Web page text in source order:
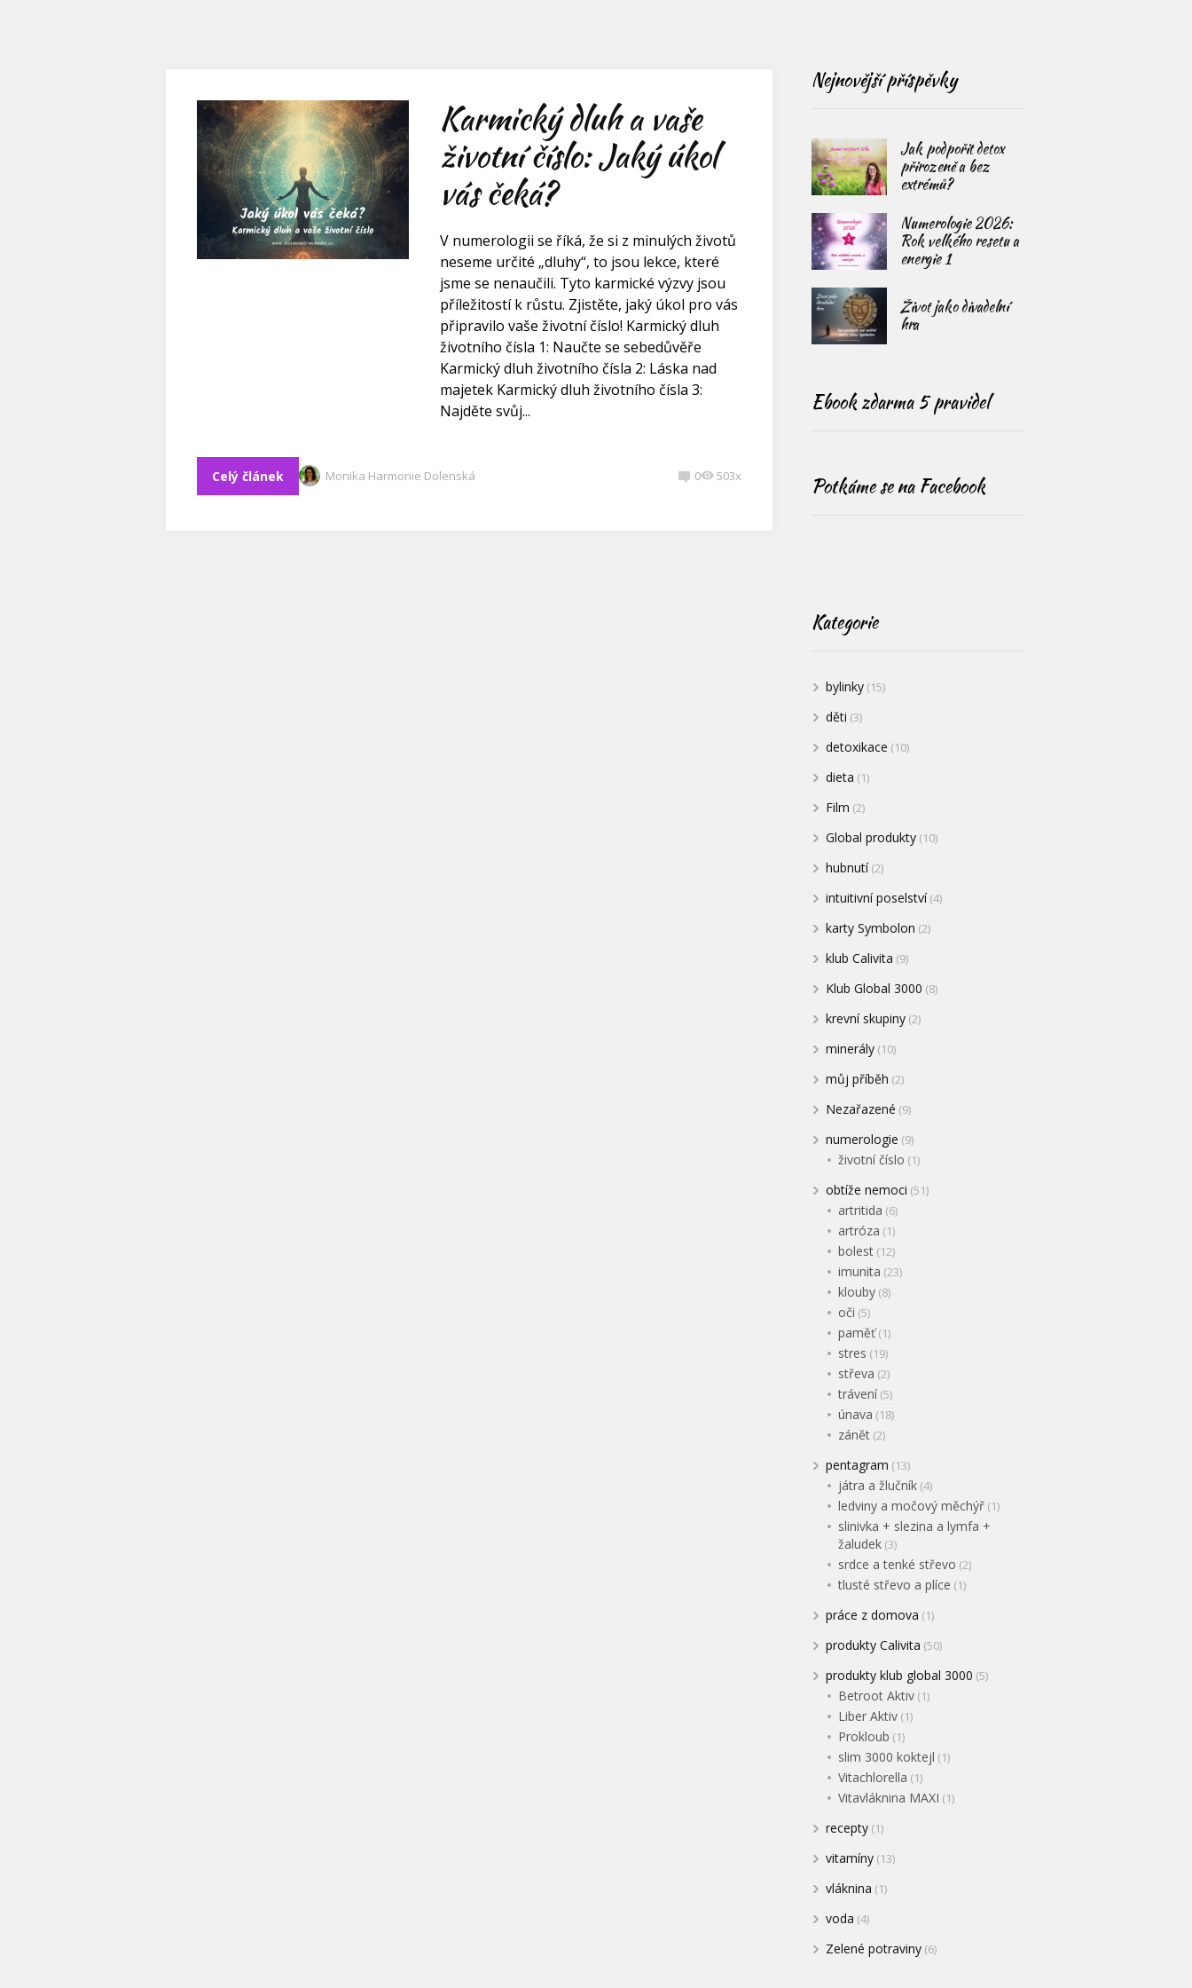
Karmický dluh a vaše
životní číslo: Jaký úkol
vás čeká?
V numerologii se říká, že si z minulých životů
neseme určité „dluhy“, to jsou lekce, které
jsme se nenaučili. Tyto karmické výzvy jsou
příležitostí k růstu. Zjistěte, jaký úkol pro vás
připravilo vaše životní číslo! Karmický dluh
životního čísla 1: Naučte se sebedůvěře
Karmický dluh životního čísla 2: Láska nad
majetek Karmický dluh životního čísla 3:
Najděte svůj...
Celý článek Monika Harmonie Dolenská 0 503x
Nejnovější příspěvky
Jak podpořit detox
přirozeně a bez
extrémů?
Numerologie 2026:
Rok velkého resetu a
energie 1
Život jako divadelní
hra
Ebook zdarma 5 pravidel
Potkáme se na Facebook
Kategorie
bylinky(15)
děti (3)
detoxikace (10)
dieta (1)
Film (2)
Global produkty(10)
hubnutí(2)
intuitivní poselství(4)
karty Symbolon (2)
klub Calivita (9)
Klub Global 3000 (8)
krevní skupiny(2)
minerály(10)
můj příběh (2)
Nezařazené (9)
numerologie (9)
životní číslo (1)
obtíže nemoci (51)
artritida (6)
artróza (1)
bolest(12)
imunita (23)
klouby(8)
oči (5)
paměť(1)
stres (19)
střeva (2)
trávení(5)
únava (18)
zánět(2)
pentagram (13)
játra a žlučník(4)
ledviny a močový měchýř(1)
slinivka + slezina a lymfa +
žaludek(3)
srdce a tenké střevo (2)
tlusté střevo a plíce (1)
práce z domova (1)
produkty Calivita (50)
produkty klub global 3000 (5)
Betroot Aktiv(1)
Liber Aktiv(1)
Prokloub (1)
slim 3000 koktejl (1)
Vitachlorella (1)
Vitavláknina MAXI (1)
recepty(1)
vitamíny(13)
vláknina (1)
voda (4)
Zelené potraviny(6)